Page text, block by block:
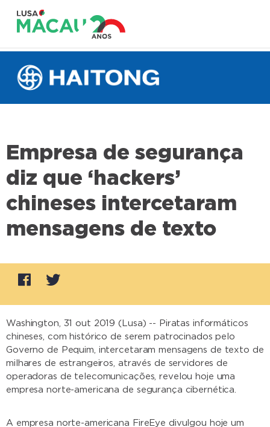
Empresa de segurança
diz que ‘hackers’
chineses intercetaram
mensagens de texto
Washington, 31 out 2019 (Lusa) -- Piratas informáticos
chineses, com histórico de serem patrocinados pelo
Governo de Pequim, intercetaram mensagens de texto de
milhares de estrangeiros, através de servidores de
operadoras de telecomunicações, revelou hoje uma
empresa norte-americana de segurança cibernética.
A empresa norte-americana FireEye divulgou hoje um